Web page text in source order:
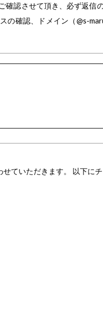
確認させて頂き、必ず返信
の確認、ドメイン（@s-
せていただきます。 以下に